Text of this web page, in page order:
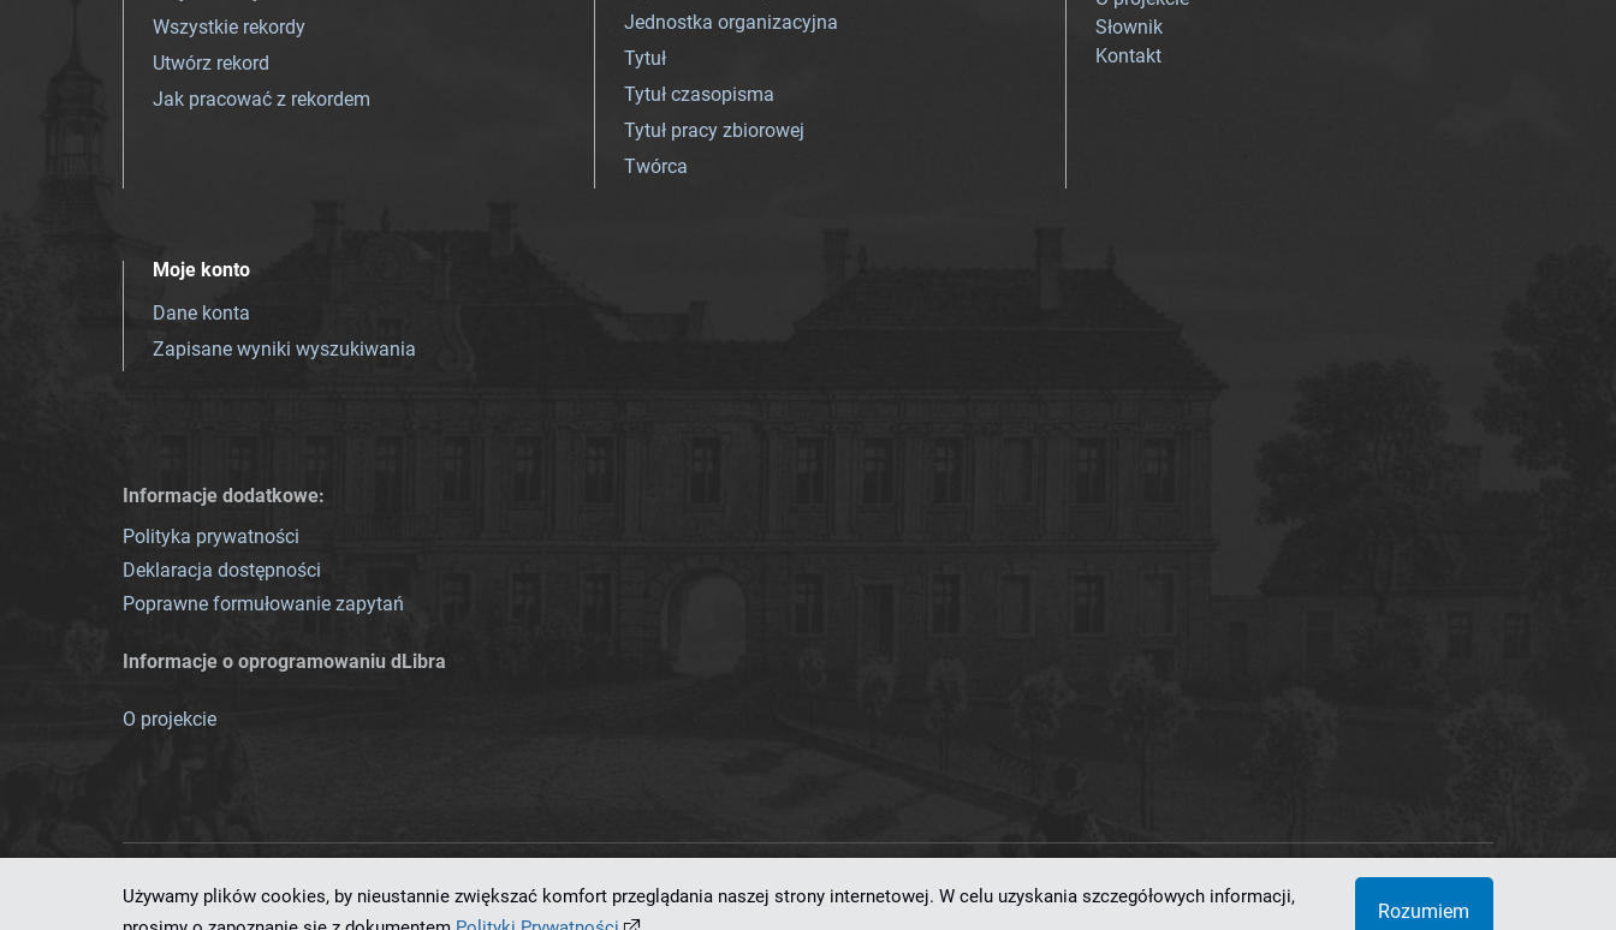
Wszystkie rekordy
Utwórz rekord
Jak pracować z rekordem
Jednostka organizacyjna
Tytuł
Tytuł czasopisma
Tytuł pracy zbiorowej
Twórca
Słownik
Kontakt
Moje konto
Dane konta
Zapisane wyniki wyszukiwania
Informacje dodatkowe:
Polityka prywatności
Deklaracja dostępności
Poprawne formułowanie zapytań
Informacje o oprogramowaniu dLibra
O projekcie
Ten serwis działa dzięki oprogramowaniudLibra 7.0.0-SNAPSHOT opracowanemu przezPoznańskie Centrum Superkomputerowo-Sieciowe
Używamy plików cookies, by nieustannie zwiększać komfort przeglądania naszej strony internetowej. W celu uzyskania szczegółowych informacji,
Rozumiem